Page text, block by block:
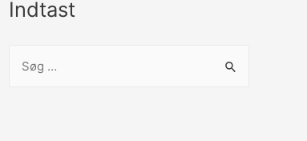
Indtast